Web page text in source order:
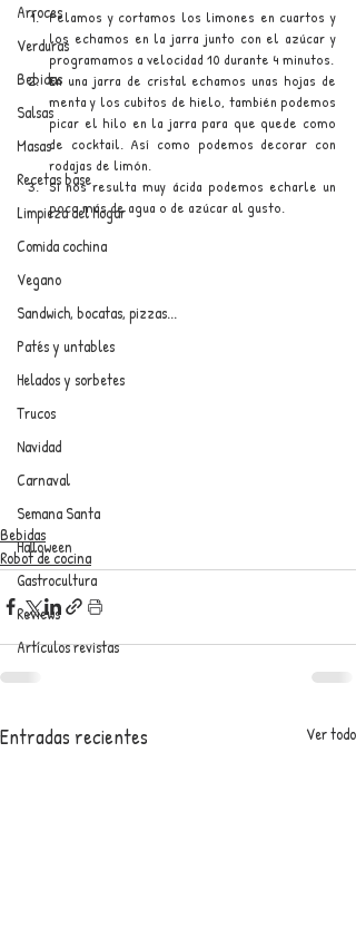
Arroces
Verduras
Bebidas
Salsas
Masas
Recetas base
Limpieza del hogar
Comida cochina
Vegano
Sandwich, bocatas, pizzas...
Patés y untables
Helados y sorbetes
Trucos
Navidad
Carnaval
Semana Santa
Halloween
Gastrocultura
Reviews
Artículos revistas
Pelamos y cortamos los limones en cuartos y
los echamos en la jarra junto con el azúcar y
programamos a velocidad 10 durante 4 minutos.
En una jarra de cristal echamos unas hojas de
menta y los cubitos de hielo, también podemos
picar el hilo en la jarra para que quede como
de cocktail. Así como podemos decorar con
rodajas de limón.
Si nos resulta muy ácida podemos echarle un
poco más de agua o de azúcar al gusto.
Bebidas
Robot de cocina
Entradas recientes Ver todo